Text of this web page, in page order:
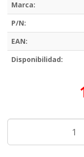
Marca:
P/N:
EAN:
Disponibilidad: